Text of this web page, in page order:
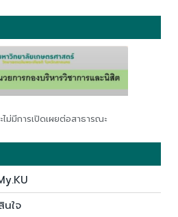
ม่มีการเปิดเผยต่อสาธารณะ
นใจ